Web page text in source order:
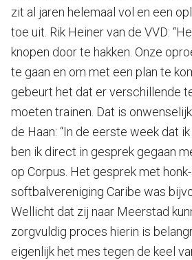
zit al jaren helemaal vol en een
toe uit. Rik Heiner van de VVD:
knopen door te hakken. Onze
te gaan en om met een plan te
gebeurt het dat er verschillende
moeten trainen. Dat is
de Haan: “In de eerste week dat
ben ik direct in gesprek gegaan
op Corpus. Het gesprek met
softbalvereniging Caribe was
Wellicht dat zij naar Meerstad
zorgvuldig proces hierin is
eigenlijk het mes tegen de keel